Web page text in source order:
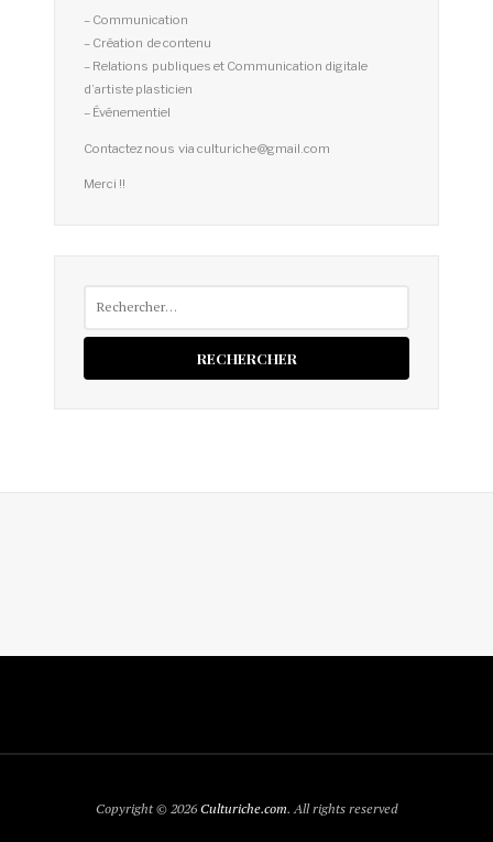
– Communication
– Création de contenu
– Relations publiques et Communication digitale
d’artiste plasticien
– Événementiel
Contactez nous via culturiche@gmail.com
Merci !!
Copyright © 2026Culturiche.com. All rights reserved